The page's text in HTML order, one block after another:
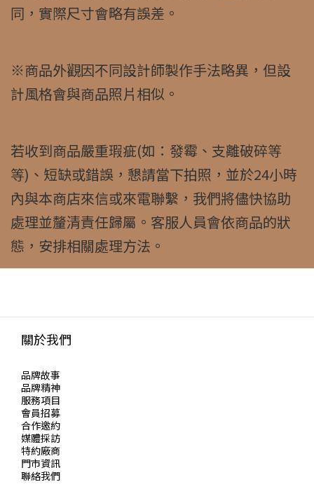
同，實際尺寸會略有誤差。
※商品外觀因不同設計師製作手法略異，但設
計風格會與商品照片相似。
若收到商品嚴重瑕疵(如：發霉、支離破碎等
等)、短缺或錯誤，懇請當下拍照，並於24小時
內與本商店來信或來電聯繫，我們將儘快協助
處理並釐清責任歸屬。客服人員會依商品的狀
態，安排相關處理方法。
關於我們
品牌故事
品牌精神
服務項目
會員招募
合作邀約
媒體採訪
特約廠商
門市資訊
聯絡我們